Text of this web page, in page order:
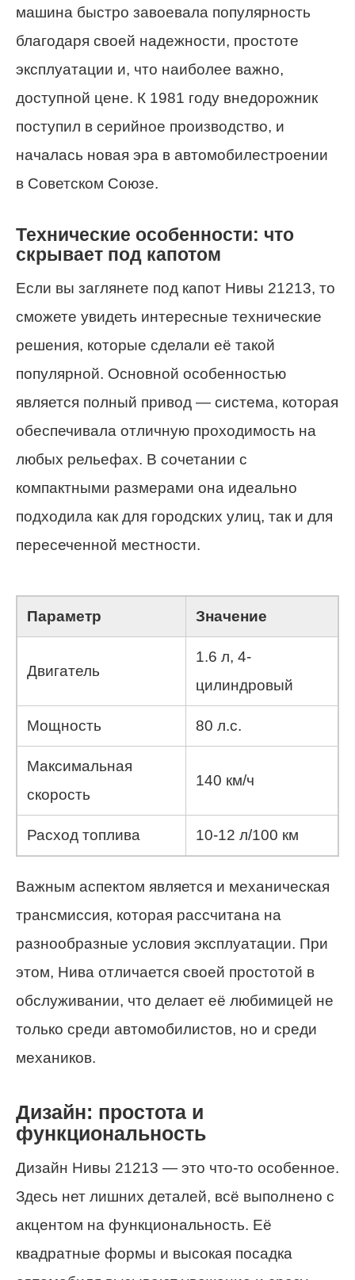
машина быстро завоевала популярность
благодаря своей надежности, простоте
эксплуатации и, что наиболее важно,
доступной цене. К 1981 году внедорожник
поступил в серийное производство, и
началась новая эра в автомобилестроении
в Советском Союзе.
Технические особенности: что
скрывает под капотом
Если вы заглянете под капот Нивы 21213, то
сможете увидеть интересные технические
решения, которые сделали её такой
популярной. Основной особенностью
является полный привод — система, которая
обеспечивала отличную проходимость на
любых рельефах. В сочетании с
компактными размерами она идеально
подходила как для городских улиц, так и для
пересеченной местности.
Параметр Значение
Двигатель
1.6 л, 4-
цилиндровый
Мощность 80 л.с.
Максимальная
скорость
140 км/ч
Расход топлива 10-12 л/100 км
Важным аспектом является и механическая
трансмиссия, которая рассчитана на
разнообразные условия эксплуатации. При
этом, Нива отличается своей простотой в
обслуживании, что делает её любимицей не
только среди автомобилистов, но и среди
механиков.
Дизайн: простота и
функциональность
Дизайн Нивы 21213 — это что-то особенное.
Здесь нет лишних деталей, всё выполнено с
акцентом на функциональность. Её
квадратные формы и высокая посадка